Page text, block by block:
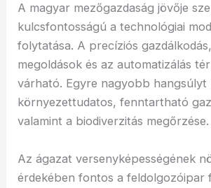
A magyar mezőgazdaság jövője
kulcsfontosságú a technológiai
folytatása. A precíziós
megoldások és az automatizálás
várható. Egyre nagyobb hangsúlyt
környezettudatos, fenntartható
valamint a biodiverzitás megőrzése.
Az ágazat versenyképességének
érdekében fontos a feldolgozóipar